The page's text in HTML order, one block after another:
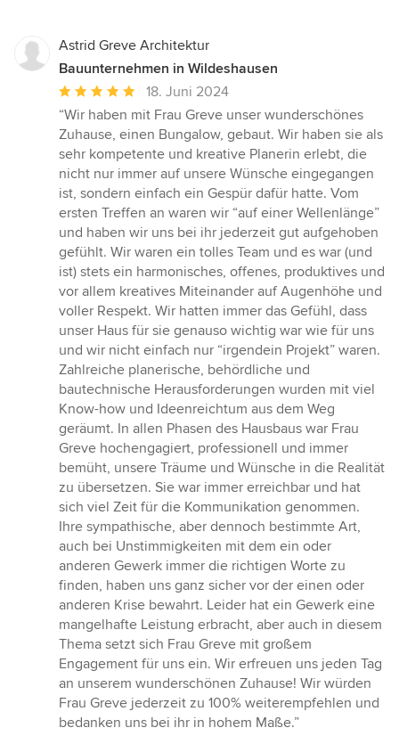
Astrid Greve Architektur
Bauunternehmen in Wildeshausen
Durchschnittliche
Bewertung:
5
von
5
Sternen
18. Juni 2024
“Wir haben mit Frau Greve unser wunderschönes
Zuhause, einen Bungalow, gebaut. Wir haben sie als
sehr kompetente und kreative Planerin erlebt, die
nicht nur immer auf unsere Wünsche eingegangen
ist, sondern einfach ein Gespür dafür hatte. Vom
ersten Treffen an waren wir “auf einer Wellenlänge”
und haben wir uns bei ihr jederzeit gut aufgehoben
gefühlt. Wir waren ein tolles Team und es war (und
ist) stets ein harmonisches, offenes, produktives und
vor allem kreatives Miteinander auf Augenhöhe und
voller Respekt. Wir hatten immer das Gefühl, dass
unser Haus für sie genauso wichtig war wie für uns
und wir nicht einfach nur “irgendein Projekt” waren.
Zahlreiche planerische, behördliche und
bautechnische Herausforderungen wurden mit viel
Know-how und Ideenreichtum aus dem Weg
geräumt. In allen Phasen des Hausbaus war Frau
Greve hochengagiert, professionell und immer
bemüht, unsere Träume und Wünsche in die Realität
zu übersetzen. Sie war immer erreichbar und hat
sich viel Zeit für die Kommunikation genommen.
Ihre sympathische, aber dennoch bestimmte Art,
auch bei Unstimmigkeiten mit dem ein oder
anderen Gewerk immer die richtigen Worte zu
finden, haben uns ganz sicher vor der einen oder
anderen Krise bewahrt. Leider hat ein Gewerk eine
mangelhafte Leistung erbracht, aber auch in diesem
Thema setzt sich Frau Greve mit großem
Engagement für uns ein. Wir erfreuen uns jeden Tag
an unserem wunderschönen Zuhause! Wir würden
Frau Greve jederzeit zu 100% weiterempfehlen und
bedanken uns bei ihr in hohem Maße.”